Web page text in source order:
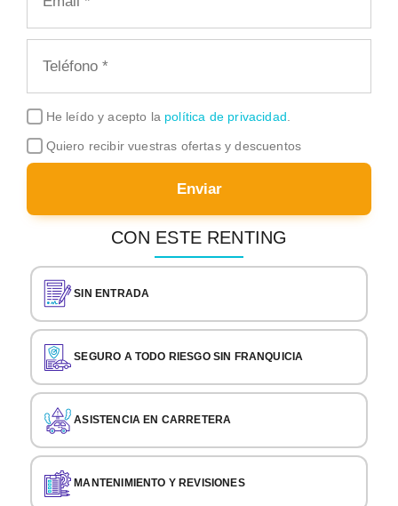
He leído y acepto la política de privacidad
Quiero recibir vuestras ofertas y descuentos
Enviar
CON ESTE RENTING
SIN ENTRADA
SEGURO A TODO RIESGO SIN FRANQUICIA
ASISTENCIA EN CARRETERA
MANTENIMIENTO Y REVISIONES